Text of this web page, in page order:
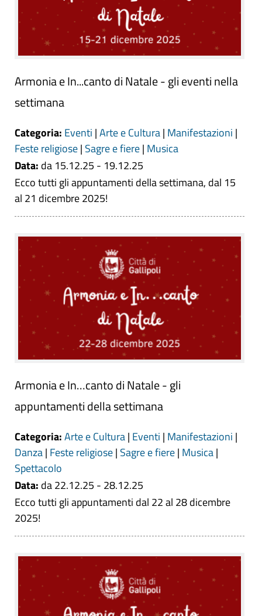
Armonia e In...canto di Natale - gli eventi nella
settimana
Categoria: Eventi |Arte e Cultura| Manifestazioni |
Feste religiose| Sagre e fiere| Musica
Data: da 15.12.25 - 19.12.25
Ecco tutti gli appuntamenti della settimana, dal 15
al 21 dicembre 2025!
Armonia e In…canto di Natale - gli
appuntamenti della settimana
Categoria:Arte e Cultura| Eventi | Manifestazioni |
Danza| Feste religiose| Sagre e fiere| Musica|
Spettacolo
Data: da 22.12.25 - 28.12.25
Ecco tutti gli appuntamenti dal 22 al 28 dicembre
2025!